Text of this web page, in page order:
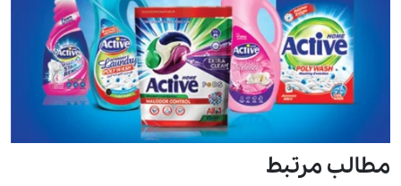
مطالب مرتبط